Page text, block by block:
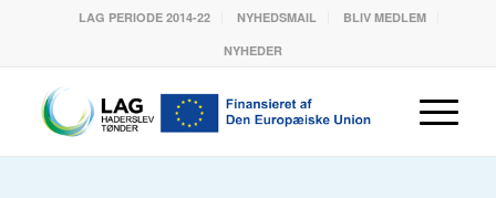
LAG PERIODE 2014-22 NYHEDSMAIL
BLIV MEDLEM
NYHEDER